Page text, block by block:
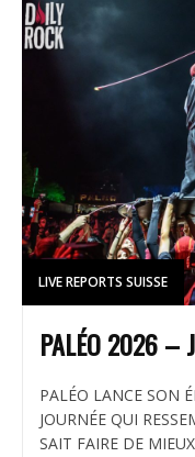
LIVE REPORTS SUISSE
PALÉO 2026 –
PALÉO LANCE SON
JOURNÉE QUI
SAIT FAIRE DE